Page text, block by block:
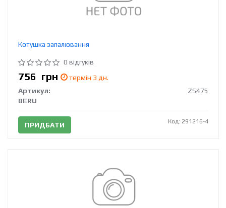
Котушка запалювання
0 відгуків
756 грн
термін 3 дн.
Артикул:
ZS475
BERU
ПРИДБАТИ Код: 291216-4